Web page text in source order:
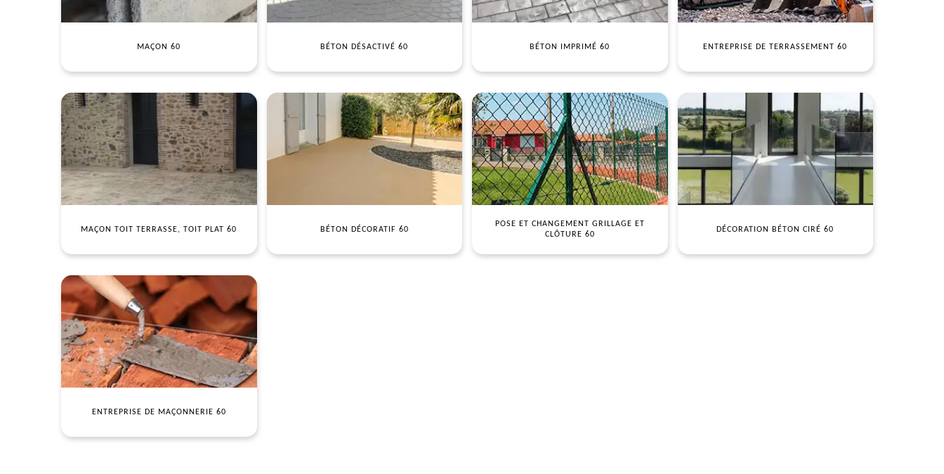
MAÇON 60 BÉTON DÉSACTIVÉ 60 BÉTON IMPRIMÉ 60 ENTREPRISE DE TERRASSEMENT 60
MAÇON TOIT TERRASSE, TOIT PLAT 60 BÉTON DÉCORATIF 60
POSE ET CHANGEMENT GRILLAGE ET
CLÔTURE 60
DÉCORATION BÉTON CIRÉ 60
ENTREPRISE DE MAÇONNERIE 60